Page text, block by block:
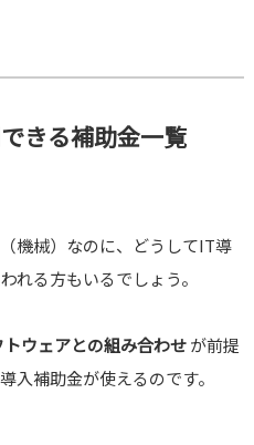
きる補助金一覧
機械）なのに、どうしてIT導
れる方もいるでしょう。
トウェアとの組み合わせが前提
入補助金が使えるのです。